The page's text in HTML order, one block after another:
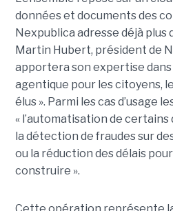
données et documents des
Nexpublica adresse déjà plus
Martin Hubert, président de
apportera son expertise dans
agentique pour les citoyens,
élus ». Parmi les cas d’usage
« l’automatisation de
la détection de fraudes sur
ou la réduction des délais
construire ».